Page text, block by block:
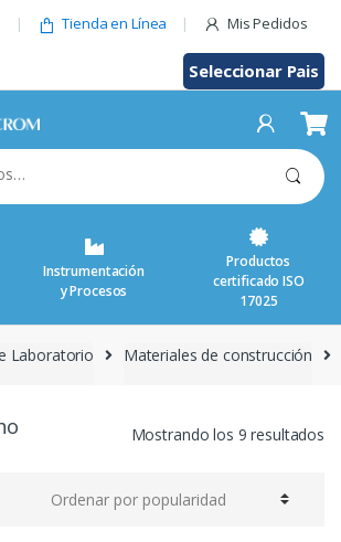
Tienda en Línea Mis Pedidos
Seleccionar Pais
Instrumentación
y Procesos
Productos
certificado ISO
17025
Laboratorio Materiales de construcción
Mostrando los 9 resultados